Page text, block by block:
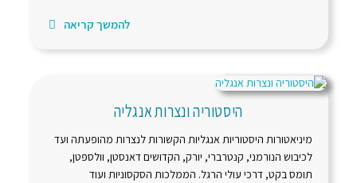
להמשך קריאה
היסטוריה ונצרות אנגליה
מיניאטורות היסטוריות אנגליות הקשורות לנצרות מהופעתה ועד
לכיבוש הנורמני, קנטרברי, יורק, הקדושים דאנסטן, וולספטן,
תומס בקט, דרכי עולי הרגל. הממלכות הסקסוניות ועוד